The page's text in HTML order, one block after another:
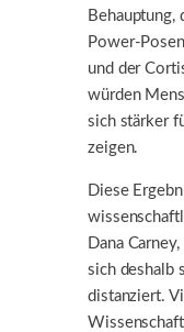
Behauptung,
Power-
und der
würden
sich stärker
zeigen.
Diese
Dana
sich deshalb
distanziert.